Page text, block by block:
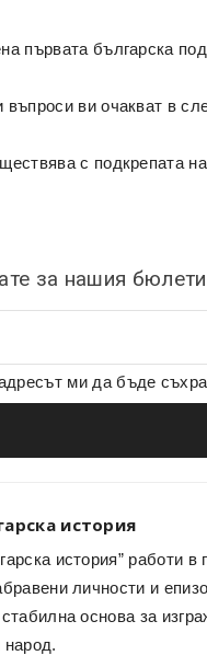
първата българска
въпроси ви очакват в
с подкрепата
за нашия
ми да бъде
история
история” работи
личности и
стабилна основа за
народ.